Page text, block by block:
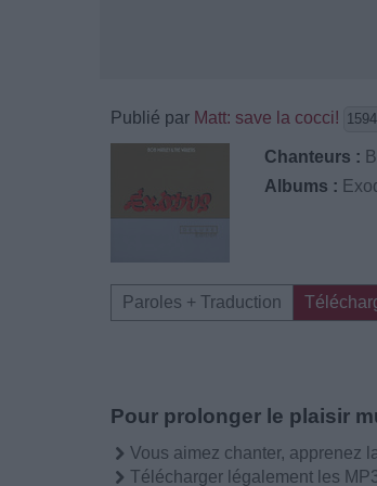
Publié par Matt: save la cocci!
Chanteurs :
Albums :
Paroles + Traduction
Pour prolonger le plaisir
Vous aimez chanter, apprenez
Télécharger légalement les